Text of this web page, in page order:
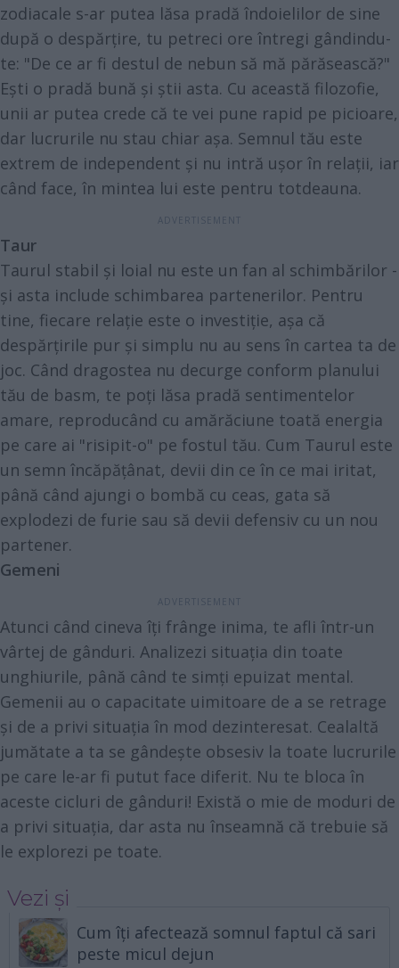
zodiacale s-ar putea lăsa pradă îndoielilor de sine
după o despărțire, tu petreci ore întregi gândindu-
te: "De ce ar fi destul de nebun să mă părăsească?"
Ești o pradă bună și știi asta. Cu această filozofie,
unii ar putea crede că te vei pune rapid pe picioare,
dar lucrurile nu stau chiar așa. Semnul tău este
extrem de independent și nu intră ușor în relații, iar
când face, în mintea lui este pentru totdeauna.
Taur
Taurul stabil și loial nu este un fan al schimbărilor -
și asta include schimbarea partenerilor. Pentru
tine, fiecare relație este o investiție, așa că
despărțirile pur și simplu nu au sens în cartea ta de
joc. Când dragostea nu decurge conform planului
tău de basm, te poți lăsa pradă sentimentelor
amare, reproducând cu amărăciune toată energia
pe care ai "risipit-o" pe fostul tău. Cum Taurul este
un semn încăpățânat, devii din ce în ce mai iritat,
până când ajungi o bombă cu ceas, gata să
explodezi de furie sau să devii defensiv cu un nou
partener.
Gemeni
Atunci când cineva îți frânge inima, te afli într-un
vârtej de gânduri. Analizezi situația din toate
unghiurile, până când te simți epuizat mental.
Gemenii au o capacitate uimitoare de a se retrage
și de a privi situația în mod dezinteresat. Cealaltă
jumătate a ta se gândește obsesiv la toate lucrurile
pe care le-ar fi putut face diferit. Nu te bloca în
aceste cicluri de gânduri! Există o mie de moduri de
a privi situația, dar asta nu înseamnă că trebuie să
le explorezi pe toate.
Vezi și
Cum îți afectează somnul faptul că sari
peste micul dejun